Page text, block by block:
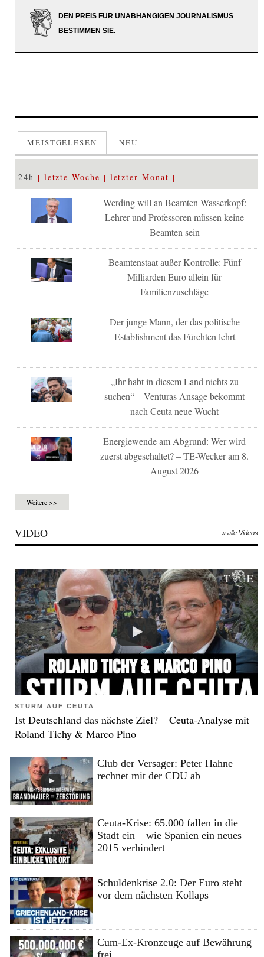
DEN PREIS FÜR UNABHÄNGIGEN JOURNALISMUS
BESTIMMEN SIE.
MEISTGELESEN NEU
24h letzte Woche letzter Monat
Werding will an Beamten-Wasserkopf:
Lehrer und Professoren müssen keine
Beamten sein
Beamtenstaat außer Kontrolle: Fünf
Milliarden Euro allein für
Familienzuschläge
Der junge Mann, der das politische
Establishment das Fürchten lehrt
„Ihr habt in diesem Land nichts zu
suchen“ – Venturas Ansage bekommt
nach Ceuta neue Wucht
Energiewende am Abgrund: Wer wird
zuerst abgeschaltet? – TE-Wecker am 8.
August 2026
Weitere >>
VIDEO » alle Videos
STURM AUF CEUTA
Ist Deutschland das nächste Ziel? – Ceuta-Analyse mit
Roland Tichy & Marco Pino
Club der Versager: Peter Hahne
rechnet mit der CDU ab
Ceuta-Krise: 65.000 fallen in die
Stadt ein – wie Spanien ein neues
2015 verhindert
Schuldenkrise 2.0: Der Euro steht
vor dem nächsten Kollaps
Cum-Ex-Kronzeuge auf Bewährung